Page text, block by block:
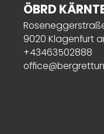
ÖBRD
9020 Klagenfurt
+43463502888